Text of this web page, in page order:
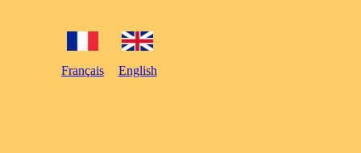
Français English